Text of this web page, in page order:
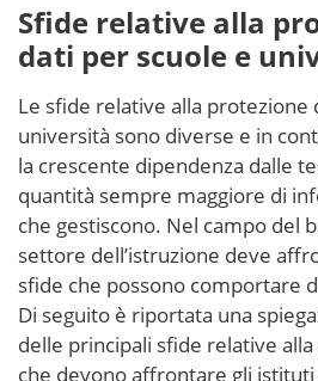
Sfide relative alla
dati per scuole e
Le sfide relative alla protezione
università sono diverse e in
la crescente dipendenza dalle
quantità sempre maggiore di
che gestiscono. Nel campo del
settore dell’istruzione deve
sfide che possono comportare
Di seguito è riportata una
delle principali sfide relative
che devono affrontare gli